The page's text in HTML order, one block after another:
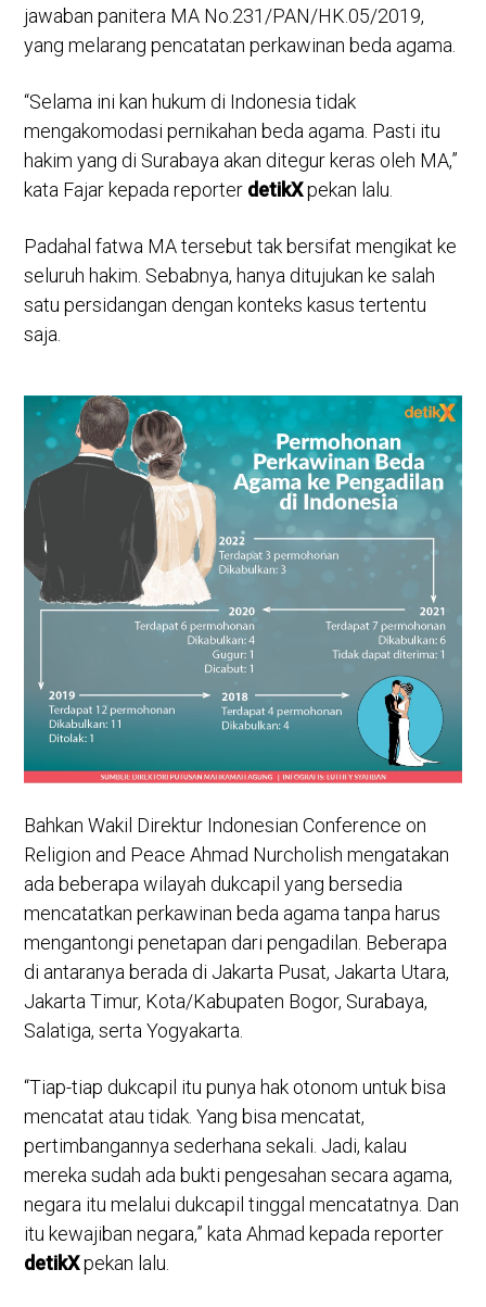
jawaban panitera MA No.231/PAN/HK.05/2019,
yang melarang pencatatan perkawinan beda agama.
“Selama ini kan hukum di Indonesia tidak
mengakomodasi pernikahan beda agama. Pasti itu
hakim yang di Surabaya akan ditegur keras oleh MA,”
kata Fajar kepada reporter detikXpekan lalu.
Padahal fatwa MA tersebut tak bersifat mengikat ke
seluruh hakim. Sebabnya, hanya ditujukan ke salah
satu persidangan dengan konteks kasus tertentu
saja.
Bahkan Wakil Direktur Indonesian Conference on
Religion and Peace Ahmad Nurcholish mengatakan
ada beberapa wilayah dukcapil yang bersedia
mencatatkan perkawinan beda agama tanpa harus
mengantongi penetapan dari pengadilan. Beberapa
di antaranya berada di Jakarta Pusat, Jakarta Utara,
Jakarta Timur, Kota/Kabupaten Bogor, Surabaya,
Salatiga, serta Yogyakarta.
“Tiap-tiap dukcapil itu punya hak otonom untuk bisa
mencatat atau tidak. Yang bisa mencatat,
pertimbangannya sederhana sekali. Jadi, kalau
mereka sudah ada bukti pengesahan secara agama,
negara itu melalui dukcapil tinggal mencatatnya. Dan
itu kewajiban negara,” kata Ahmad kepada reporter
detikXpekan lalu.